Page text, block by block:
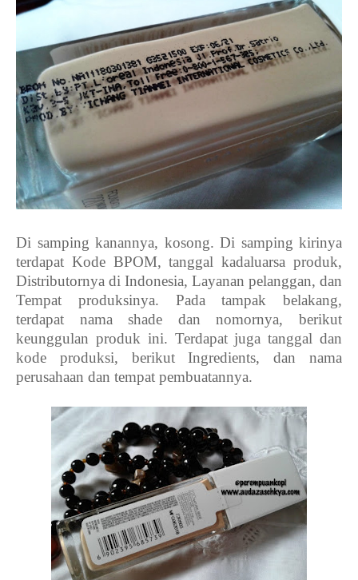
Di samping kanannya, kosong. Di samping kirinya
terdapat Kode BPOM, tanggal kadaluarsa produk,
Distributornya di Indonesia, Layanan pelanggan, dan
Tempat produksinya. Pada tampak belakang,
terdapat nama shade dan nomornya, berikut
keunggulan produk ini. Terdapat juga tanggal dan
kode produksi, berikut Ingredients, dan nama
perusahaan dan tempat pembuatannya.